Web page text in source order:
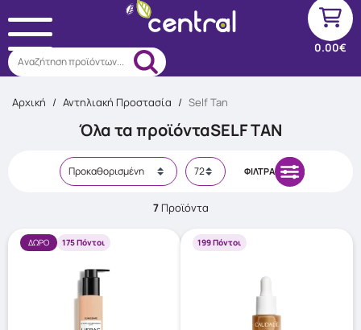
Αναζήτηση προϊόντων...
0.00€
Αρχική / Αντηλιακή Προστασία / Self Tan
ΦΊΛΤΡΑ
Όλα τα προϊόνταSELF TAN
7Προϊόντα
ΔΩΡΟ 175 Πόντοι 199 Πόντοι